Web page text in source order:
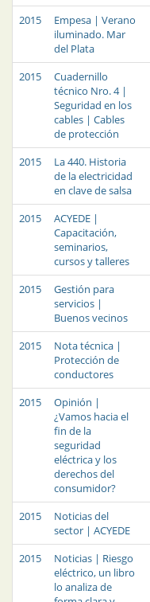
2015
Empesa | Verano
iluminado. Mar
del Plata
2015
Cuadernillo
técnico Nro. 4 |
Seguridad en los
cables | Cables
de protección
2015
La 440. Historia
de la electricidad
en clave de salsa
2015
ACYEDE |
Capacitación,
seminarios,
cursos y talleres
2015
Gestión para
servicios |
Buenos vecinos
2015
Nota técnica |
Protección de
conductores
2015
Opinión |
¿Vamos hacia el
fin de la
seguridad
eléctrica y los
derechos del
consumidor?
2015
Noticias del
sector | ACYEDE
2015
Noticias | Riesgo
eléctrico, un libro
lo analiza de